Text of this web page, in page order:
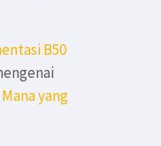
B50
yang